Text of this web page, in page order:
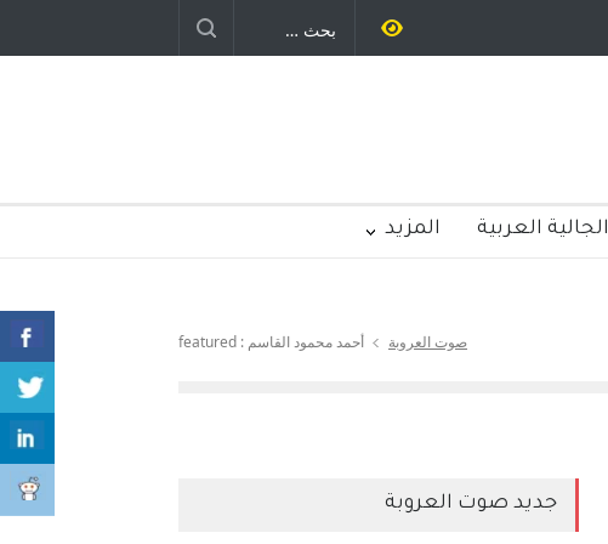
الجالية العربية المزيد
صوت العروبة أحمد محمود القاسم : featured
جديد صوت العروبة